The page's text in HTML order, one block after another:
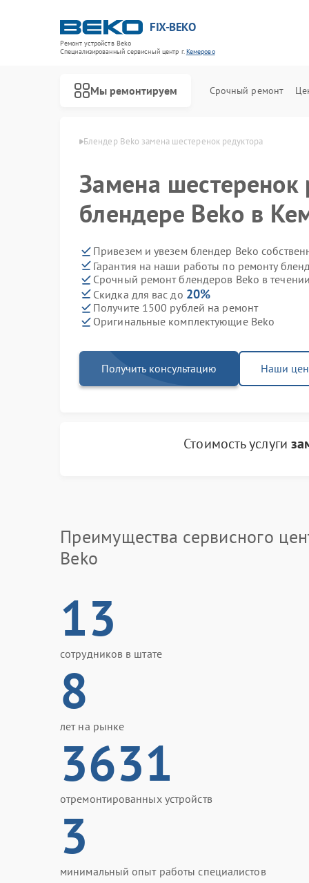
FIX-BEKO
Ремонт устройств Beko
Специализированный cервисный центр г.Кемерово
Мы ремонтируем Срочный ремонт
Блендер Beko замена шестеренок редуктора
Замена шестеренок
блендере Beko в
Привезем и увезем блендер Beko
Гарантия на наши работы по ремонту
Срочный ремонт блендеров Beko в
Скидка для вас до 20%
Получите 1500 рублей на ремонт
Оригинальные комплектующие Beko
Получить консультацию Наши
Стоимость услуги
Преимущества сервисного
Beko
13
сотрудников в штате
8
лет на рынке
3631
отремонтированных устройств
3
минимальный опыт работы специалистов